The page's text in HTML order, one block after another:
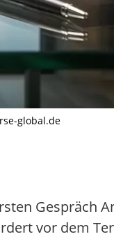
global.de
Gespräch
vor dem